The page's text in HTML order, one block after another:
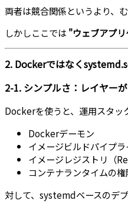
両者は競合関係というより、
しかしここでは "ウェブアプ
2. Dockerではなく
2-1. シンプルさ：レイヤー
Dockerを使うと、運用スタッ
Dockerデーモン
イメージビルドパイプラ
イメージレジストリ（
コンテナランタイムの
対して、systemdベースのデ